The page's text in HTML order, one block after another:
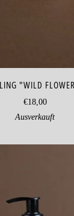
"WILD
€18,00
Ausverkauft